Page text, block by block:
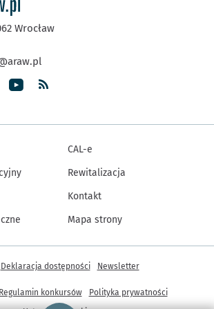
Wrocław
CAL-e
Rewitalizacja
Kontakt
Mapa strony
Deklaracja dostępności Newsletter
Regulamin konkursów
Polityka prywatności